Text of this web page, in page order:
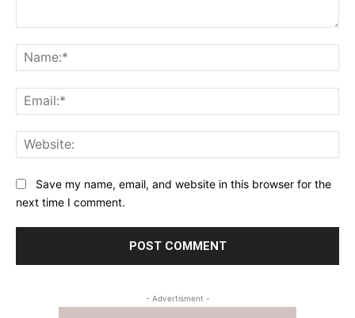
Save my name, email, and website in this browser for the
next time I comment.
- Advertisment -